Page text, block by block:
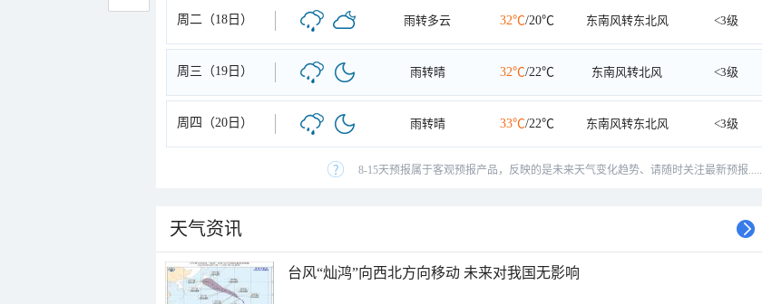
周二（18日） 雨转多云 32℃/20℃ 东南风转东北风 <3级
周三（19日） 雨转晴 32℃/22℃ 东南风转北风 <3级
周四（20日） 雨转晴 33℃/22℃ 东南风转东北风 <3级
8-15天预报属于客观预报产品，反映的是未来天气变化趋势、请随时关注最新预报.....
天气资讯
台风“灿鸿”向西北方向移动 未来对我国无影响